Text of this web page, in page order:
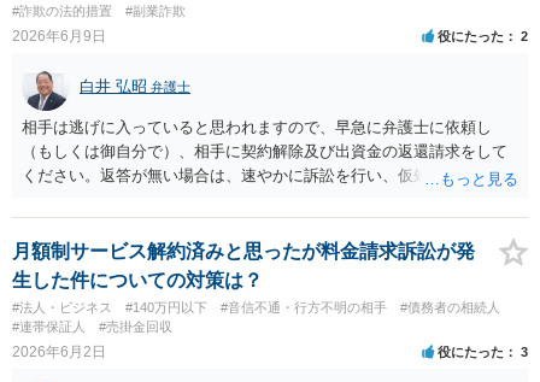
#詐欺の法的措置
#副業詐欺
2026年6月9日 役にたった 2
白井 弘昭 弁護士
相手は逃げに入っていると思われますので、早急に弁護士に依頼し
（もしくは御自分で）、相手に契約解除及び出資金の返還請求をして
ください。返答が無い場合は、速やかに訴訟を行い、仮処分で、相手
相手方からの未払金が生じている出資者が何人もいて、最初から出資
者を騙すつもりだったことが明らかな場合は詐欺罪に問える可能性が
ありますが、出資、配当金の未払いという関係だけでしたら、中々詐
欺罪までには問えないと思われます。 未収穫分の損害につきまして
は、契約を見ないと判断できないように思われますが、出資金の返還
は求めることができるように思われます。 以上、ご参考まで。
月額制サービス解約済みと思ったが料金請求訴訟が発
生した件についての対策は？
#法人・ビジネス #140万円以下 #音信不通・行方不明の相手
#債務者の相続人
#連帯保証人
#売掛金回収
2026年6月2日 役にたった 3